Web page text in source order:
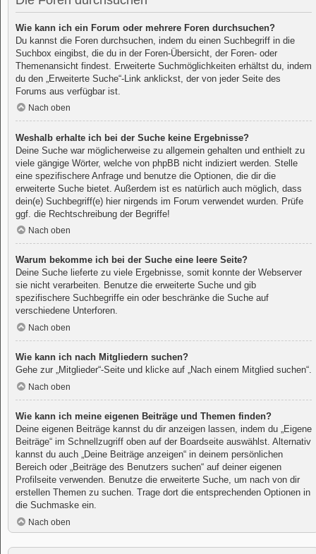
Wie kann ich ein Forum oder mehrere Foren durchsuchen?
Du kannst die Foren durchsuchen, indem du einen Suchbegriff in die
Suchbox eingibst, die du in der Foren-Übersicht, der Foren- oder
Themenansicht findest. Erweiterte Suchmöglichkeiten erhältst du, indem
du den „Erweiterte Suche“-Link anklickst, der von jeder Seite des
Forums aus verfügbar ist.
Nach oben
Weshalb erhalte ich bei der Suche keine Ergebnisse?
Deine Suche war möglicherweise zu allgemein gehalten und enthielt zu
viele gängige Wörter, welche von phpBB nicht indiziert werden. Stelle
eine spezifischere Anfrage und benutze die Optionen, die dir die
erweiterte Suche bietet. Außerdem ist es natürlich auch möglich, dass
dein(e) Suchbegriff(e) hier nirgends im Forum verwendet wurden. Prüfe
ggf. die Rechtschreibung der Begriffe!
Nach oben
Warum bekomme ich bei der Suche eine leere Seite?
Deine Suche lieferte zu viele Ergebnisse, somit konnte der Webserver
sie nicht verarbeiten. Benutze die erweiterte Suche und gib
spezifischere Suchbegriffe ein oder beschränke die Suche auf
verschiedene Unterforen.
Nach oben
Wie kann ich nach Mitgliedern suchen?
Gehe zur „Mitglieder“-Seite und klicke auf „Nach einem Mitglied suchen“.
Nach oben
Wie kann ich meine eigenen Beiträge und Themen finden?
Deine eigenen Beiträge kannst du dir anzeigen lassen, indem du „Eigene
Beiträge“ im Schnellzugriff oben auf der Boardseite auswählst. Alternativ
kannst du auch „Deine Beiträge anzeigen“ in deinem persönlichen
Bereich oder „Beiträge des Benutzers suchen“ auf deiner eigenen
Profilseite verwenden. Benutze die erweiterte Suche, um nach von dir
erstellen Themen zu suchen. Trage dort die entsprechenden Optionen in
die Suchmaske ein.
Nach oben